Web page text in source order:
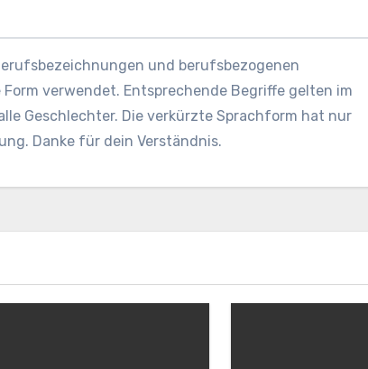
und berufsbezogenen
verwendet. Entsprechende Begriffe gelten im
Geschlechter. Die verkürzte Sprachform hat nur
Danke für dein Verständnis.